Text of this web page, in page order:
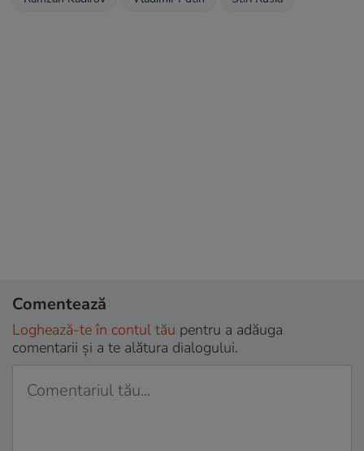
Comentează
Loghează-te în contul tău pentru a adăuga
comentarii și a te alătura dialogului.